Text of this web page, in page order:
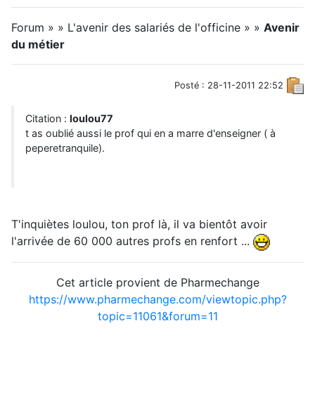
Forum » » L'avenir des salariés de l'officine » » Avenir
du métier
Posté : 28-11-2011 22:52
Citation : loulou77
t as oublié aussi le prof qui en a marre d'enseigner ( à
peperetranquile).
T'inquiètes loulou, ton prof là, il va bientôt avoir
l'arrivée de 60 000 autres profs en renfort ...
Cet article provient de Pharmechange
https://www.pharmechange.com/viewtopic.php?
topic=11061&forum=11